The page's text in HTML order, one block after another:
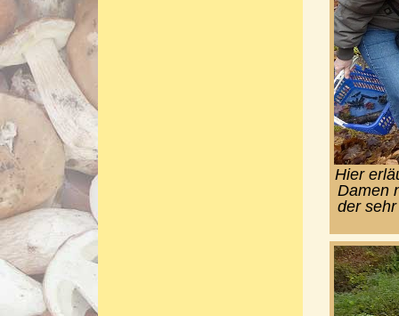
Hier
Damen
der